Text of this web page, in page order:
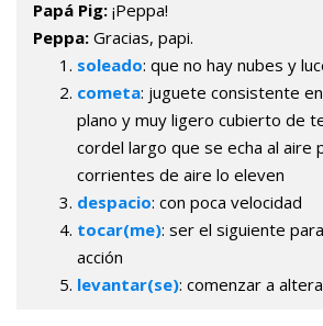
Papá Pig: ¡Peppa!
Peppa: Gracias, papi.
soleado: que no hay nubes y
cometa: juguete consistente
plano y muy ligero cubierto de
cordel largo que se echa al aire
corrientes de aire lo eleven
despacio: con poca velocidad
tocar(me): ser el siguiente
acción
levantar(se): comenzar a